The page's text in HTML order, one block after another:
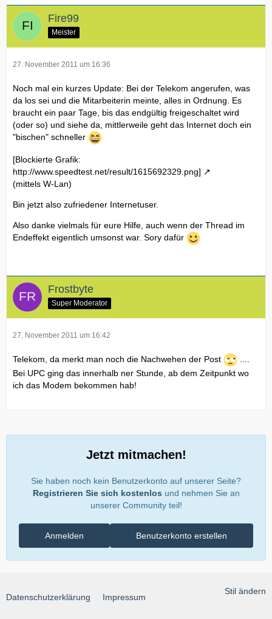
Fire99
Meister
27. November 2011 um 16:36
Noch mal ein kurzes Update: Bei der Telekom angerufen, was
da los sei und die Mitarbeiterin meinte, alles in Ordnung. Es
braucht ein paar Tage, bis das endgültig freigeschaltet wird
(oder so) und siehe da, mittlerweile geht das Internet doch ein
"bischen" schneller
[Blockierte Grafik:
http://www.speedtest.net/result/1615692329.png]
(mittels W-Lan)
Bin jetzt also zufriedener Internetuser.
Also danke vielmals für eure Hilfe, auch wenn der Thread im
Endeffekt eigentlich umsonst war. Sory dafür
Frostbyte
Super Moderator
27. November 2011 um 16:42
Telekom, da merkt man noch die Nachwehen der Post
....
Bei UPC ging das innerhalb ner Stunde, ab dem Zeitpunkt wo
ich das Modem bekommen hab!
Jetzt mitmachen!
Sie haben noch kein Benutzerkonto auf unserer Seite?
Registrieren Sie sich kostenlos und nehmen Sie an
unserer Community teil!
Benutzerkonto erstellen
Anmelden
Stil ändern
Datenschutzerklärung Impressum